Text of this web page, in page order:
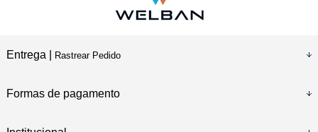
Entrega | Rastrear Pedido
Formas de pagamento